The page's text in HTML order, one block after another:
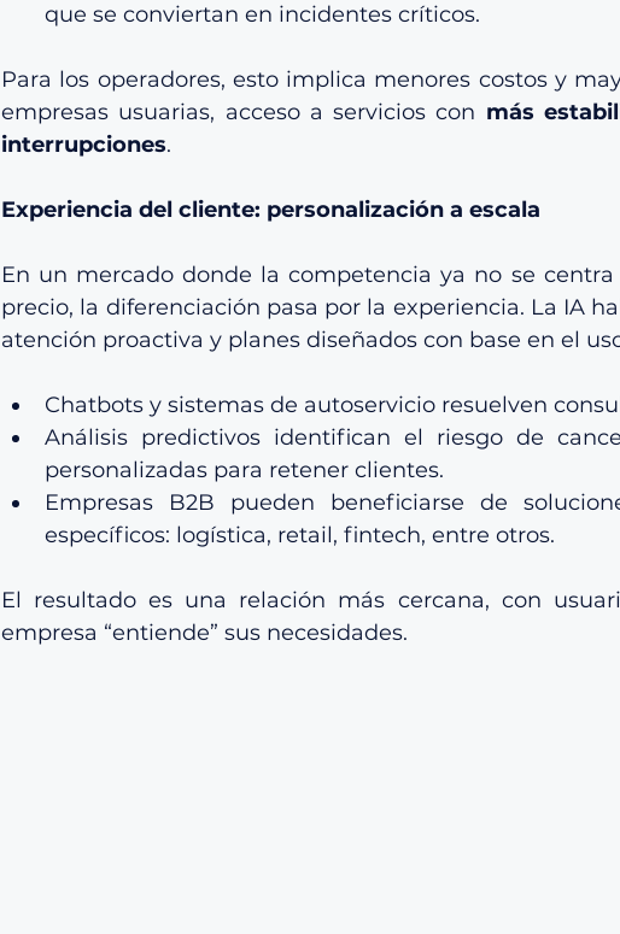
que se conviertan en incidentes críticos.
Para los operadores, esto implica menores costos y
empresas usuarias, acceso a servicios con más
interrupciones.
Experiencia del cliente: personalización a escala
En un mercado donde la competencia ya no se
precio, la diferenciación pasa por la experiencia. La IA
atención proactiva y planes diseñados con base en el
Chatbots y sistemas de autoservicio resuelven
Análisis predictivos identifican el riesgo de
personalizadas para retener clientes.
Empresas B2B pueden beneficiarse de
específicos: logística, retail, fintech, entre otros.
El resultado es una relación más cercana, con
empresa “entiende” sus necesidades.